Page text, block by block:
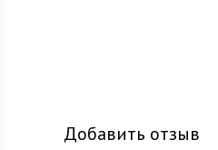
Добавить отзыв